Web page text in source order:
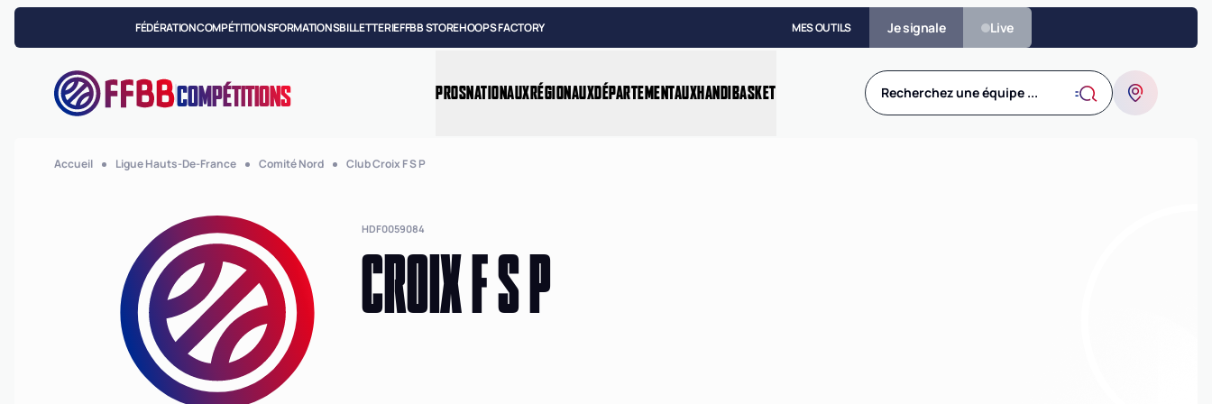
FÉDÉRATIONCOMPÉTITIONSFORMATIONSBILLETTERIEFFBB STOREHOOPS FACTORY MES OUTILS Je signale Live
COMPÉTITIONS PROSNATIONAUXRÉGIONAUXDÉPARTEMENTAUXHANDIBASKET Recherchez une équipe ...
Accueil Ligue Hauts-De-France Comité Nord Club Croix F S P
HDF0059084
CROIX F S P